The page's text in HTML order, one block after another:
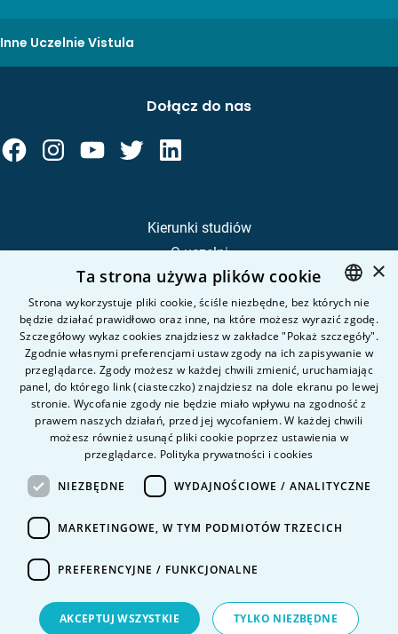
Inne Uczelnie Vistula
Kierunki studiów
O uczelni
Kandydat
Student
Nauka i badania
Intranet
Pytania i odpowiedzi
Kontakt
Kariera na uczelni
Dane Osobowe
Dołącz do nas
POLISH
ENGLISH
×
Ta strona używa plików cookie
Strona wykorzystuje pliki cookie, ściśle niezbędne, bez których nie
będzie działać prawidłowo oraz inne, na które możesz wyrazić zgodę.
Szczegółowy wykaz cookies znajdziesz w zakładce "Pokaż szczegóły".
Zgodnie własnymi preferencjami ustaw zgody na ich zapisywanie w
przeglądarce. Zgody możesz w każdej chwili zmienić, uruchamiając
panel, do którego link (ciasteczko) znajdziesz na dole ekranu po lewej
stronie. Wycofanie zgody nie będzie miało wpływu na zgodność z
prawem naszych działań, przed jej wycofaniem. W każdej chwili
możesz również usunąć pliki cookie poprzez ustawienia w
przeglądarce. Polityka prywatności i cookies
NIEZBĘDNE WYDAJNOŚCIOWE / ANALITYCZNE
MARKETINGOWE, W TYM PODMIOTÓW TRZECICH
PREFERENCYJNE / FUNKCJONALNE
AKCEPTUJ WSZYSTKIE TYLKO NIEZBĘDNE